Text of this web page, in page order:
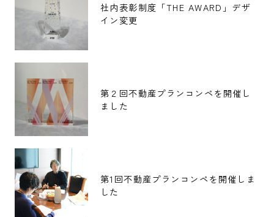
社内表彰制度「THE AWARD」デザ
イン変更
第２回不動産プランコンペを開催し
ました
第1回不動産プランコンペを開催しま
した